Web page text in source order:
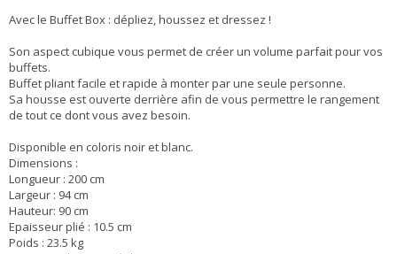
Avec le Buffet Box : dépliez, houssez et dressez !
Son aspect cubique vous permet de créer un volume parfait pour vos
buffets.
Buffet pliant facile et rapide à monter par une seule personne.
Sa housse est ouverte derrière afin de vous permettre le rangement
de tout ce dont vous avez besoin.
Disponible en coloris noir et blanc.
Dimensions :
Longueur : 200 cm
Largeur : 94 cm
Hauteur: 90 cm
Epaisseur plié : 10.5 cm
Poids : 23.5 kg